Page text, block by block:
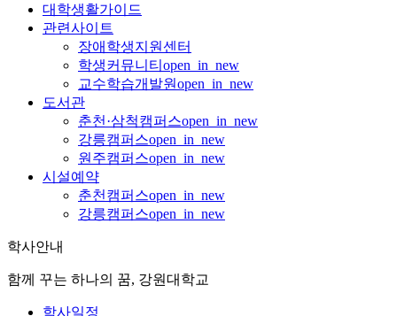
대학생활가이드
관련사이트
장애학생지원센터
학생커뮤니티 open_in_new
교수학습개발원open_in_new
도서관
춘천·삼척캠퍼스open_in_new
강릉캠퍼스open_in_new
원주캠퍼스open_in_new
시설예약
춘천캠퍼스open_in_new
강릉캠퍼스open_in_new
학사안내
함께 꾸는 하나의 꿈, 강원대학교
학사일정